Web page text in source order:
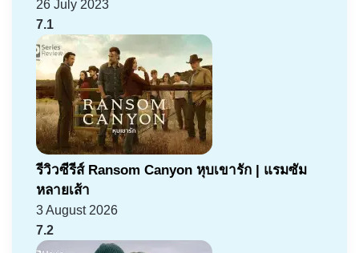
26 July 2023
7.1
รีวิวซีรีส์ Ransom Canyon หุบเขารัก | แรมซัม
หลายเส้า
3 August 2026
7.2